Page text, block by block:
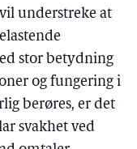
vil understreke at
stor betydning
og fungering i
berøres, er det
svakhet ved